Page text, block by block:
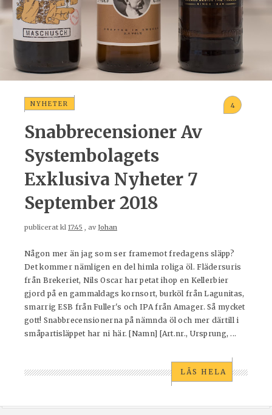
NYHETER 4
Snabbrecensioner Av
Systembolagets
Exklusiva Nyheter 7
September 2018
publicerat kl 17:45 , avJohan
Någon mer än jag som ser framemot fredagens släpp?
Det kommer nämligen en del himla roliga öl. Flädersuris
från Brekeriet, Nils Oscar har petat ihop en Kellerbier
gjord på en gammaldags kornsort, burköl från Lagunitas,
smarrig ESB från Fuller's och IPA från Amager. Så mycket
gott! Snabbrecensionerna på nämnda öl och mer därtill i
småpartisläppet har ni här. [Namn] [Art.nr., Ursprung, ...
LÄS HELA